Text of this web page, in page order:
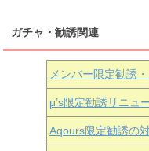
ガチャ・勧誘関連
メンバー限定勧誘
μ’s限定勧誘リニュ
Aqours限定勧誘の